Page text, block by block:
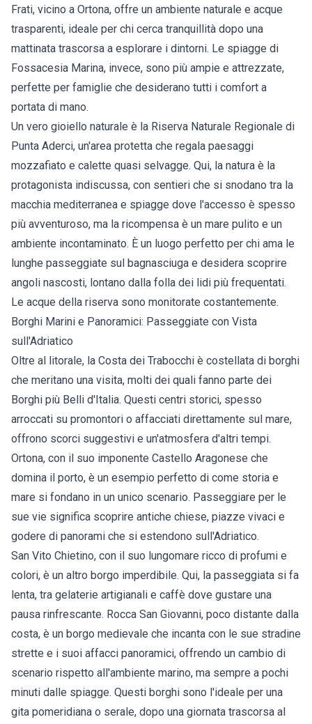
Frati, vicino a Ortona, offre un ambiente naturale e acque
trasparenti, ideale per chi cerca tranquillità dopo una
mattinata trascorsa a esplorare i dintorni. Le spiagge di
Fossacesia Marina, invece, sono più ampie e attrezzate,
perfette per famiglie che desiderano tutti i comfort a
portata di mano.
Un vero gioiello naturale è la Riserva Naturale Regionale di
Punta Aderci, un'area protetta che regala paesaggi
mozzafiato e calette quasi selvagge. Qui, la natura è la
protagonista indiscussa, con sentieri che si snodano tra la
macchia mediterranea e spiagge dove l'accesso è spesso
più avventuroso, ma la ricompensa è un mare pulito e un
ambiente incontaminato. È un luogo perfetto per chi ama le
lunghe passeggiate sul bagnasciuga e desidera scoprire
angoli nascosti, lontano dalla folla dei lidi più frequentati.
Le acque della riserva sono monitorate costantemente.
Borghi Marini e Panoramici: Passeggiate con Vista
sull'Adriatico
Oltre al litorale, la Costa dei Trabocchi è costellata di borghi
che meritano una visita, molti dei quali fanno parte dei
Borghi più Belli d'Italia. Questi centri storici, spesso
arroccati su promontori o affacciati direttamente sul mare,
offrono scorci suggestivi e un'atmosfera d'altri tempi.
Ortona, con il suo imponente Castello Aragonese che
domina il porto, è un esempio perfetto di come storia e
mare si fondano in un unico scenario. Passeggiare per le
sue vie significa scoprire antiche chiese, piazze vivaci e
godere di panorami che si estendono sull'Adriatico.
San Vito Chietino, con il suo lungomare ricco di profumi e
colori, è un altro borgo imperdibile. Qui, la passeggiata si fa
lenta, tra gelaterie artigianali e caffè dove gustare una
pausa rinfrescante. Rocca San Giovanni, poco distante dalla
costa, è un borgo medievale che incanta con le sue stradine
strette e i suoi affacci panoramici, offrendo un cambio di
scenario rispetto all'ambiente marino, ma sempre a pochi
minuti dalle spiagge. Questi borghi sono l'ideale per una
gita pomeridiana o serale, dopo una giornata trascorsa al